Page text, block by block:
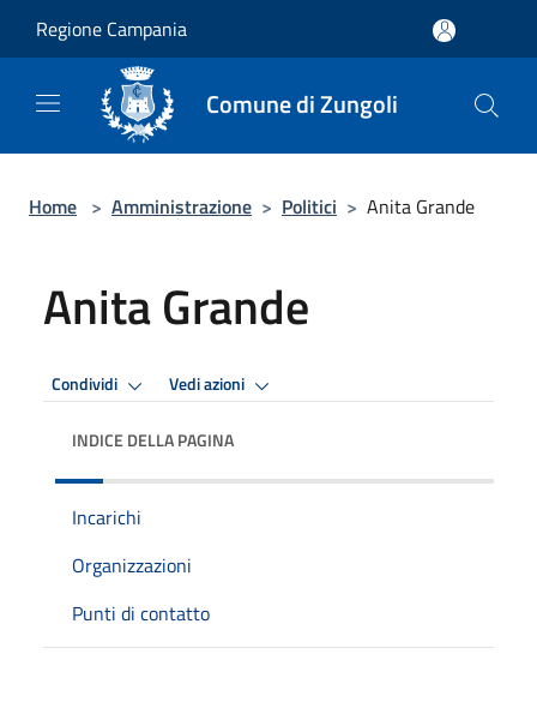
Regione Campania
Comune di Zungoli
Home > Amministrazione > Politici > Anita Grande
Anita Grande
Condividi Vedi azioni
INDICE DELLA PAGINA
Incarichi
Organizzazioni
Punti di contatto